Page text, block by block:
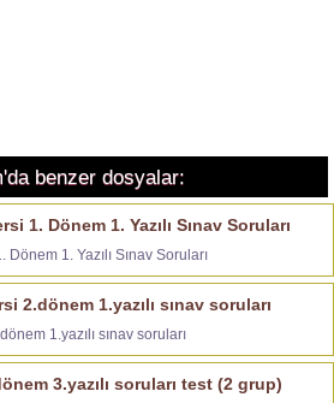
benzer dosyalar:
1. Dönem 1. Yazılı Sınav Soruları
Dönem 1. Yazılı Sınav Soruları
2.dönem 1.yazılı sınav soruları
1.yazılı sınav soruları
3.yazılı soruları test (2 grup)